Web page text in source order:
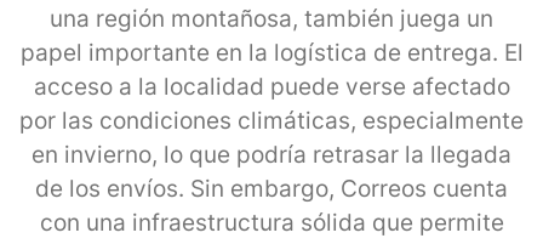
una región montañosa, también juega un
papel importante en la logística de entrega. El
acceso a la localidad puede verse afectado
por las condiciones climáticas, especialmente
en invierno, lo que podría retrasar la llegada
de los envíos. Sin embargo, Correos cuenta
con una infraestructura sólida que permite